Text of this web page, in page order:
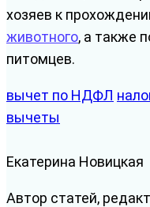
хозяев к
животного, а также
питомцев.
вычет по НДФЛ
вычеты
Екатерина Новицкая
Автор статей,